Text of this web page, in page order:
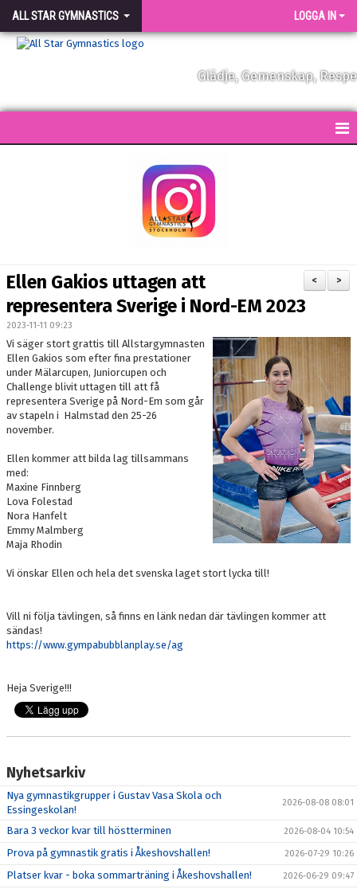
ALL STAR GYMNASTICS LOGGA IN
Glädje, Gemenskap,
DOKUMENT
BOKNING
FRITIDSKORTET
VÅRA GULDSTÖDMEDLEMMAR
>
<
Ellen Gakios uttagen att
representera Sverige i Nord-EM 2023
2023-11-11 09:23
Vi säger stort grattis till Allstargymnasten
Ellen Gakios som efter fina prestationer
under Mälarcupen, Juniorcupen och
Challenge blivit uttagen till att få
representera Sverige på Nord-Em som går
av stapeln i Halmstad den 25-26
november.
Ellen kommer att bilda lag tillsammans
med:
Maxine Finnberg
Lova Folestad
Nora Hanfelt
Emmy Malmberg
Maja Rhodin
Vi önskar Ellen och hela det svenska laget stort lycka till!
Vill ni följa tävlingen, så finns en länk nedan där tävlingen kommer att
sändas!
https://www.gympabubblanplay.se/ag
Heja Sverige!!!
Nyhetsarkiv
Nya gymnastikgrupper i Gustav Vasa Skola och
Essingeskolan!
2026-08-08 08:01
Bara 3 veckor kvar till höstterminen 2026-08-04 10:54
Prova på gymnastik gratis i Åkeshovshallen! 2026-07-29 10:26
Platser kvar - boka sommarträning i Åkeshovshallen! 2026-06-29 09:47